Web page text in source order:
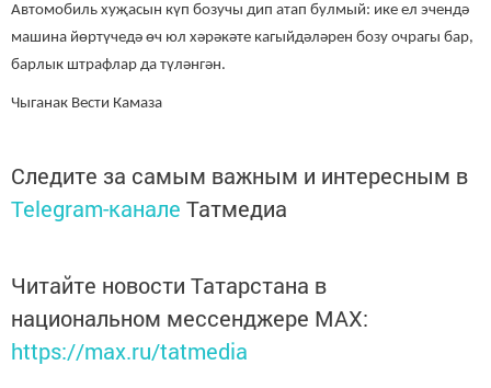
Автомобиль хуҗасын күп бозучы дип атап булмый: ике ел эчендә
машина йөртүчедә өч юл хәрәкәте кагыйдәләрен бозу очрагы бар,
барлык штрафлар да түләнгән.
Чыганак Вести Камаза
Следите за самым важным и интересным в
Telegram-канале Татмедиа
Читайте новости Татарстана в
национальном мессенджере MАХ:
https://max.ru/tatmedia